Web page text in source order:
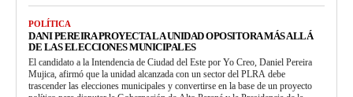
POLÍTICA
DANI PEREIRA PROYECTA LA UNIDAD OPOSITORA MÁS ALLÁ
DE LAS ELECCIONES MUNICIPALES
El candidato a la Intendencia de Ciudad del Este por Yo Creo, Daniel Pereira
Mujica, afirmó que la unidad alcanzada con un sector del PLRA debe
trascender las elecciones municipales y convertirse en la base de un proyecto